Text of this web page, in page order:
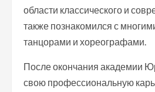
области классического и
также познакомился с
танцорами и хореографами.
После окончания академии
свою профессиональную